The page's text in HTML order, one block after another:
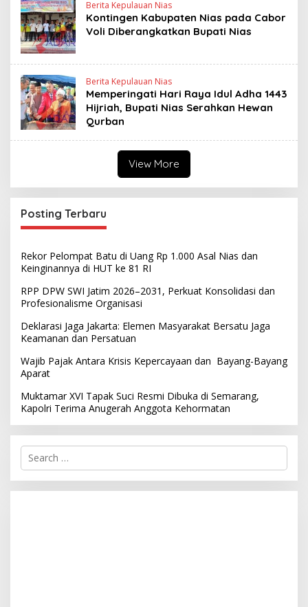
Berita Kepulauan Nias
Kontingen Kabupaten Nias pada Cabor
Voli Diberangkatkan Bupati Nias
Berita Kepulauan Nias
Memperingati Hari Raya Idul Adha 1443
Hijriah, Bupati Nias Serahkan Hewan
Qurban
View More
Posting Terbaru
Rekor Pelompat Batu di Uang Rp 1.000 Asal Nias dan
Keinginannya di HUT ke 81 RI
RPP DPW SWI Jatim 2026–2031, Perkuat Konsolidasi dan
Profesionalisme Organisasi
Deklarasi Jaga Jakarta: Elemen Masyarakat Bersatu Jaga
Keamanan dan Persatuan
Wajib Pajak Antara Krisis Kepercayaan dan Bayang-Bayang
Aparat
Muktamar XVI Tapak Suci Resmi Dibuka di Semarang,
Kapolri Terima Anugerah Anggota Kehormatan
S
r